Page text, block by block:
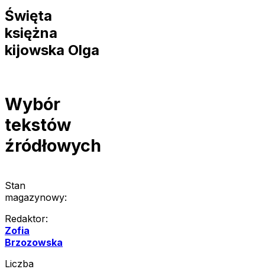
Święta
księżna
kijowska Olga
Wybór
tekstów
źródłowych
Stan
magazynowy:
Redaktor:
Zofia
Brzozowska
Liczba